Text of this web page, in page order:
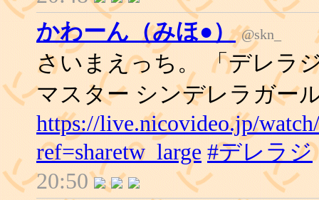
かわーん（みほ●） @skn_
さいまえっち。 「デレラ
マスター シンデレラガー
https://live.nicovideo.jp/
ref=sharetw_large #デレラジ
20:50